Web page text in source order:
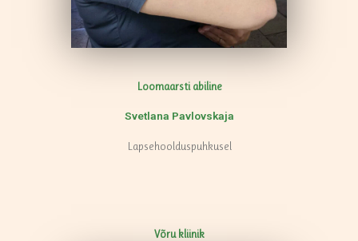
Loomaarsti abiline
Svetlana Pavlovskaja
Lapsehoolduspuhkusel
Võru kliinik